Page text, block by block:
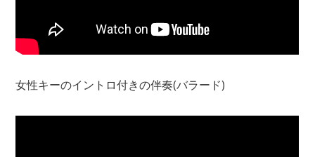
女性キーのイントロ付きの伴奏(バラード)